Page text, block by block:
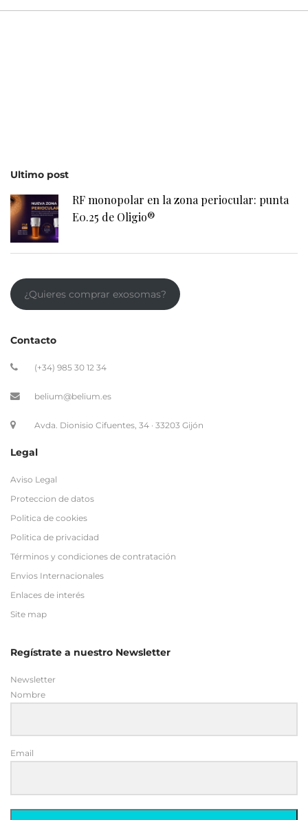
¿Quieres comprar exosomas?
(+34) 985 30 12 34
Proteccion de datos
Politica de cookies
Términos y condiciones de contratación
Envios Internacionales
Enlaces de interés
Site map
Regístrate a nuestro Newsletter
Newsletter
Email